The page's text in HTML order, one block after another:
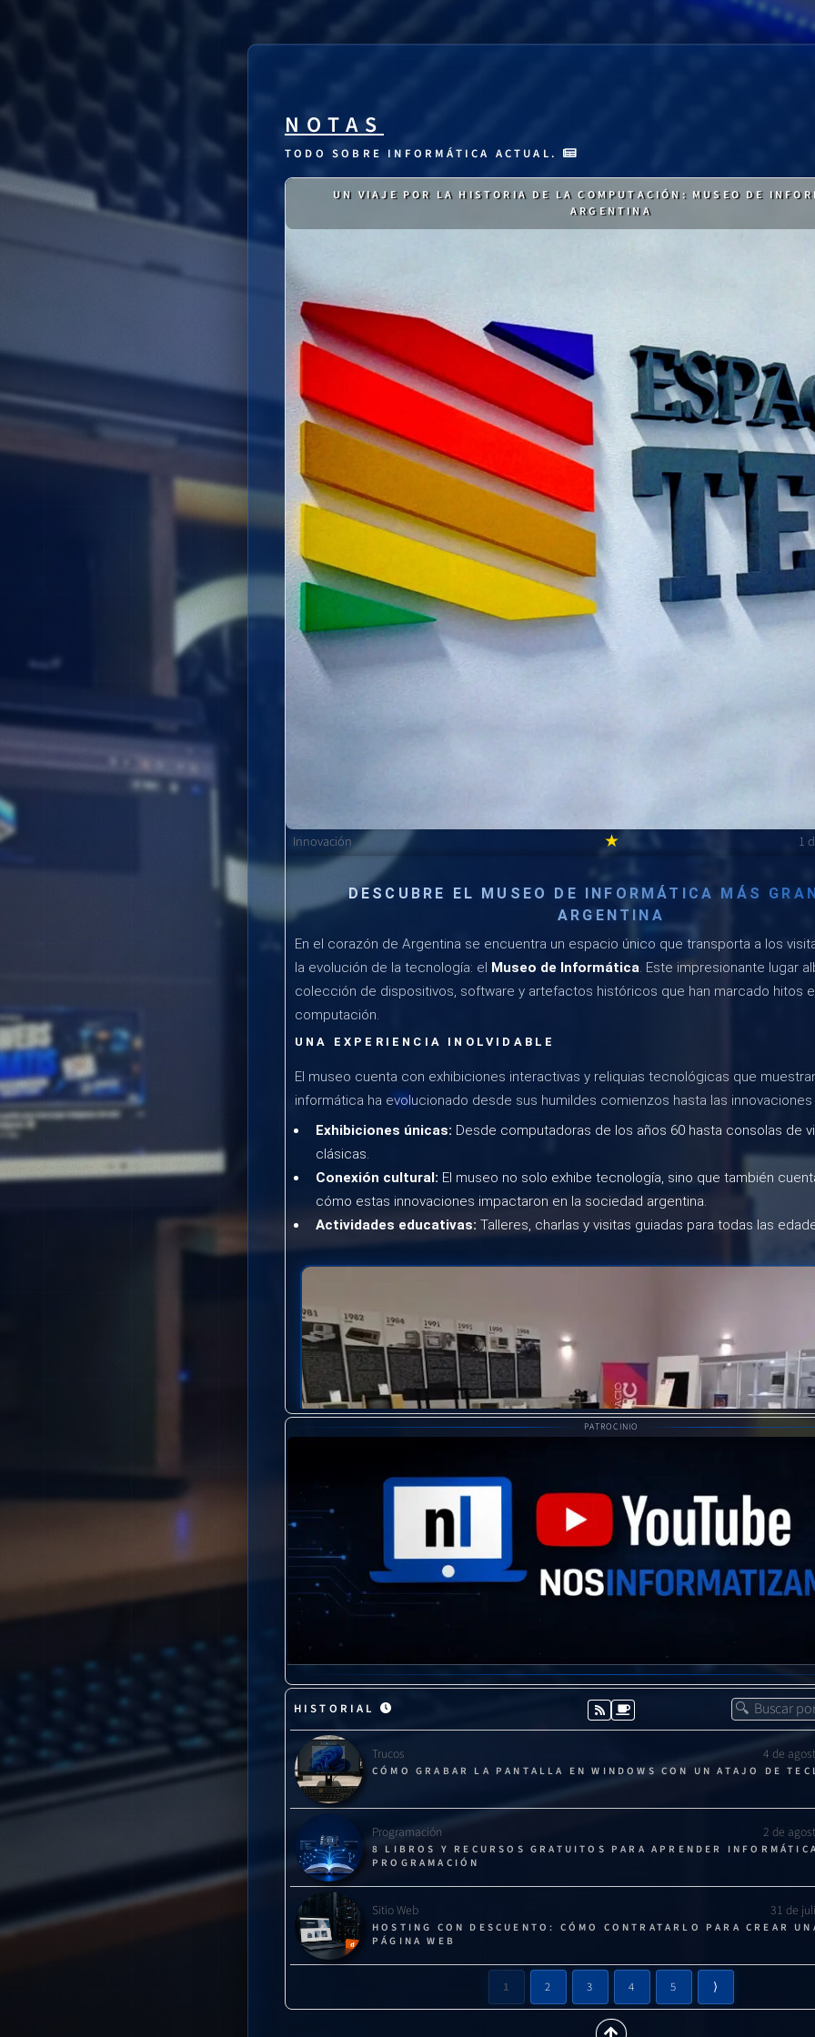
NOTAS
TODO SOBRE INFORMÁTICA ACTUAL.
UN VIAJE POR LA HISTORIA DE LA COMPUTACIÓN: MUSEO DE
ARGENTINA
Innovación ★ 1
DESCUBRE EL MUSEO DE INFORMÁTICA MÁS
ARGENTINA
En el corazón de Argentina se encuentra un espacio único que transporta a los
la evolución de la tecnología: el Museo de Informática. Este impresionante lugar
colección de dispositivos, software y artefactos históricos que han marcado hitos
computación.
UNA EXPERIENCIA INOLVIDABLE
El museo cuenta con exhibiciones interactivas y reliquias tecnológicas que
informática ha evolucionado desde sus humildes comienzos hasta las
Exhibiciones únicas: Desde computadoras de los años 60 hasta consolas de
clásicas.
Conexión cultural: El museo no solo exhibe tecnología, sino que también
cómo estas innovaciones impactaron en la sociedad argentina.
Actividades educativas: Talleres, charlas y visitas guiadas para todas las
Entrada principal del Museo de Informática.
PATROCINIO
HISTORIAL
Trucos 4 de
CÓMO GRABAR LA PANTALLA EN WINDOWS CON UN ATAJO DE
Programación 2 de
8 LIBROS Y RECURSOS GRATUITOS PARA APRENDER
PROGRAMACIÓN
Sitio Web 31 de
HOSTING CON DESCUENTO: CÓMO CONTRATARLO PARA CREAR
PÁGINA WEB
1 2 3 4 5 ⟩